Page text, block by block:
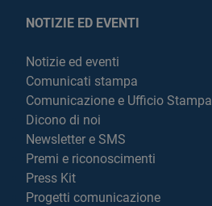
NOTIZIE ED EVENTI
Notizie ed eventi
Comunicati stampa
Comunicazione e Ufficio Stampa
Dicono di noi
Newsletter e SMS
Premi e riconoscimenti
Press Kit
Progetti comunicazione